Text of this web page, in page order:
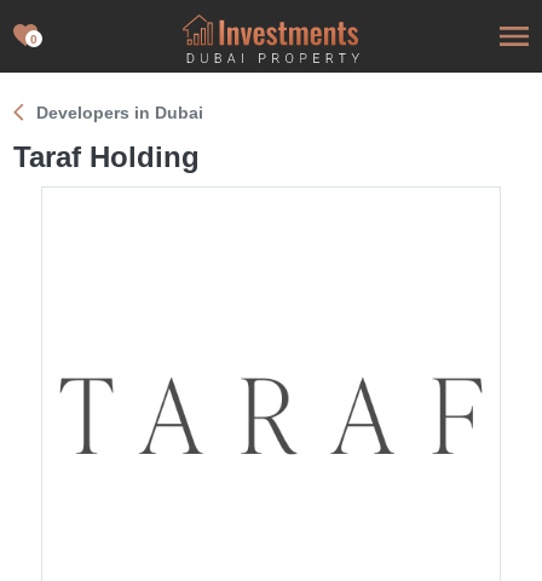
0
Developers in Dubai
Taraf Holding